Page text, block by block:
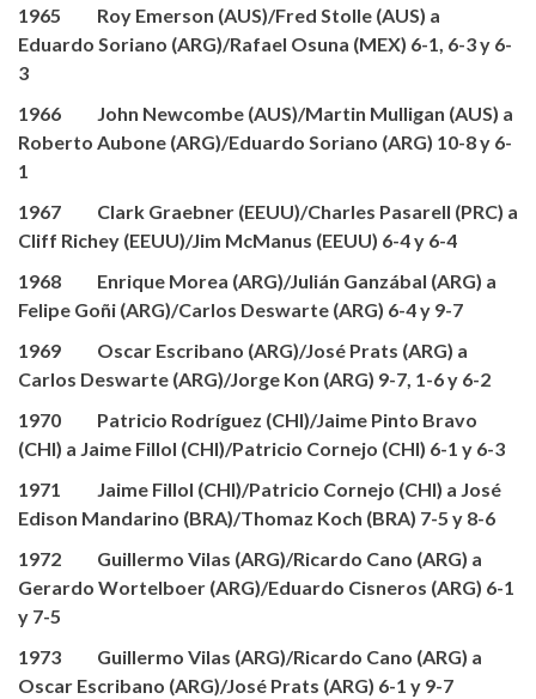
1965 Roy Emerson (AUS)/Fred Stolle (AUS) a
Eduardo Soriano (ARG)/Rafael Osuna (MEX) 6-1, 6-3 y 6-
3
1966 John Newcombe (AUS)/Martin Mulligan (AUS) a
Roberto Aubone (ARG)/Eduardo Soriano (ARG) 10-8 y 6-
1
1967 Clark Graebner (EEUU)/Charles Pasarell (PRC) a
Cliff Richey (EEUU)/Jim McManus (EEUU) 6-4 y 6-4
1968 Enrique Morea (ARG)/Julián Ganzábal (ARG) a
Felipe Goñi (ARG)/Carlos Deswarte (ARG) 6-4 y 9-7
1969 Oscar Escribano (ARG)/José Prats (ARG) a
Carlos Deswarte (ARG)/Jorge Kon (ARG) 9-7, 1-6 y 6-2
1970 Patricio Rodríguez (CHI)/Jaime Pinto Bravo
(CHI) a Jaime Fillol (CHI)/Patricio Cornejo (CHI) 6-1 y 6-3
1971 Jaime Fillol (CHI)/Patricio Cornejo (CHI) a José
Edison Mandarino (BRA)/Thomaz Koch (BRA) 7-5 y 8-6
1972 Guillermo Vilas (ARG)/Ricardo Cano (ARG) a
Gerardo Wortelboer (ARG)/Eduardo Cisneros (ARG) 6-1
y 7-5
1973 Guillermo Vilas (ARG)/Ricardo Cano (ARG) a
Oscar Escribano (ARG)/José Prats (ARG) 6-1 y 9-7